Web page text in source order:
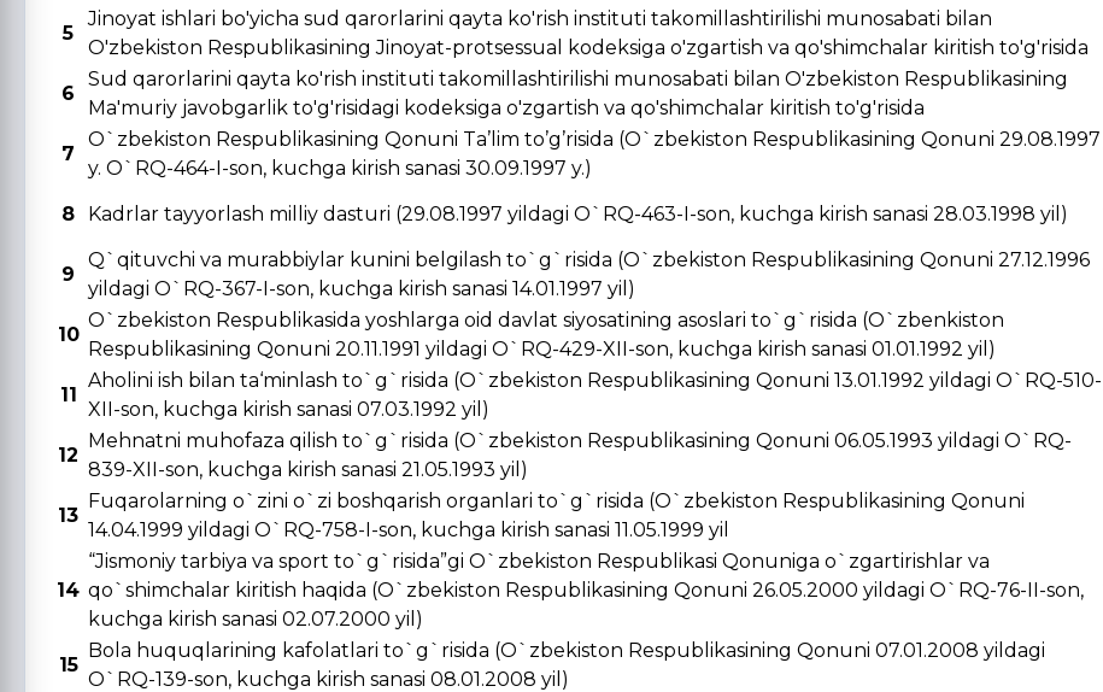
5
Jinoyat ishlari bo'yicha sud qarorlarini qayta ko'rish instituti takomillashtirilishi munosabati bilan
O'zbekiston Respublikasining Jinoyat-protsessual kodeksiga o'zgartish va qo'shimchalar kiritish to'g'risida
6
Sud qarorlarini qayta ko'rish instituti takomillashtirilishi munosabati bilan O'zbekiston Respublikasining
Ma'muriy javobgarlik to'g'risidagi kodeksiga o'zgartish va qo'shimchalar kiritish to'g'risida
7
O`zbekiston Respublikasining Qonuni Ta’lim to’g’risida (O`zbekiston Respublikasining Qonuni 29.08.1997
y. O`RQ-464-I-son, kuchga kirish sanasi 30.09.1997 y.)
8
Kadrlar tayyorlash milliy dasturi (29.08.1997 yildagi O`RQ-463-I-son, kuchga kirish sanasi 28.03.1998 yil)
9
Q`qituvchi va murabbiylar kunini belgilash to`g`risida (O`zbekiston Respublikasining Qonuni 27.12.1996
yildagi O`RQ-367-I-son, kuchga kirish sanasi 14.01.1997 yil)
10
O`zbekiston Respublikasida yoshlarga oid davlat siyosatining asoslari to`g`risida (O`zbenkiston
Respublikasining Qonuni 20.11.1991 yildagi O`RQ-429-XII-son, kuchga kirish sanasi 01.01.1992 yil)
11
Aholini ish bilan ta‘minlash to`g`risida (O`zbekiston Respublikasining Qonuni 13.01.1992 yildagi O`RQ-510-
XII-son, kuchga kirish sanasi 07.03.1992 yil)
12
Mehnatni muhofaza qilish to`g`risida (O`zbekiston Respublikasining Qonuni 06.05.1993 yildagi O`RQ-
839-XII-son, kuchga kirish sanasi 21.05.1993 yil)
13
Fuqarolarning o`zini o`zi boshqarish organlari to`g`risida (O`zbekiston Respublikasining Qonuni
14.04.1999 yildagi O`RQ-758-I-son, kuchga kirish sanasi 11.05.1999 yil
14
“Jismoniy tarbiya va sport to`g`risida”gi O`zbekiston Respublikasi Qonuniga o`zgartirishlar va
qo`shimchalar kiritish haqida (O`zbekiston Respublikasining Qonuni 26.05.2000 yildagi O`RQ-76-II-son,
kuchga kirish sanasi 02.07.2000 yil)
15
Bola huquqlarining kafolatlari to`g`risida (O`zbekiston Respublikasining Qonuni 07.01.2008 yildagi
O`RQ-139-son, kuchga kirish sanasi 08.01.2008 yil)